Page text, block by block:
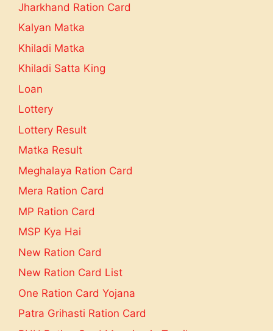
Jharkhand Ration Card
Kalyan Matka
Khiladi Matka
Khiladi Satta King
Loan
Lottery
Lottery Result
Matka Result
Meghalaya Ration Card
Mera Ration Card
MP Ration Card
MSP Kya Hai
New Ration Card
New Ration Card List
One Ration Card Yojana
Patra Grihasti Ration Card